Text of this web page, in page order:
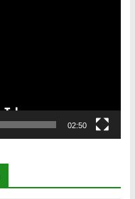
02:50